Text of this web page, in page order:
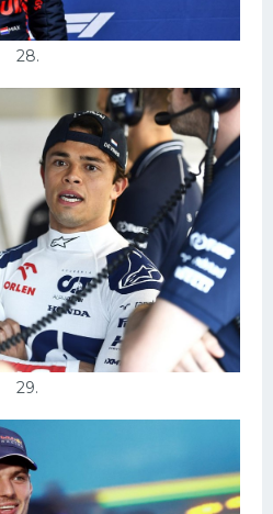
28.
29.